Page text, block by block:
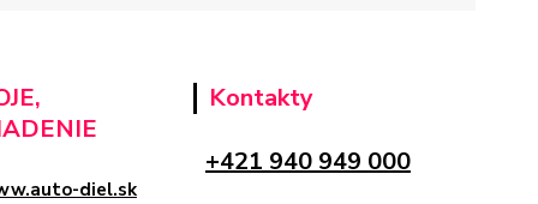
diel.sk
Kontakty
+421 940 949 000